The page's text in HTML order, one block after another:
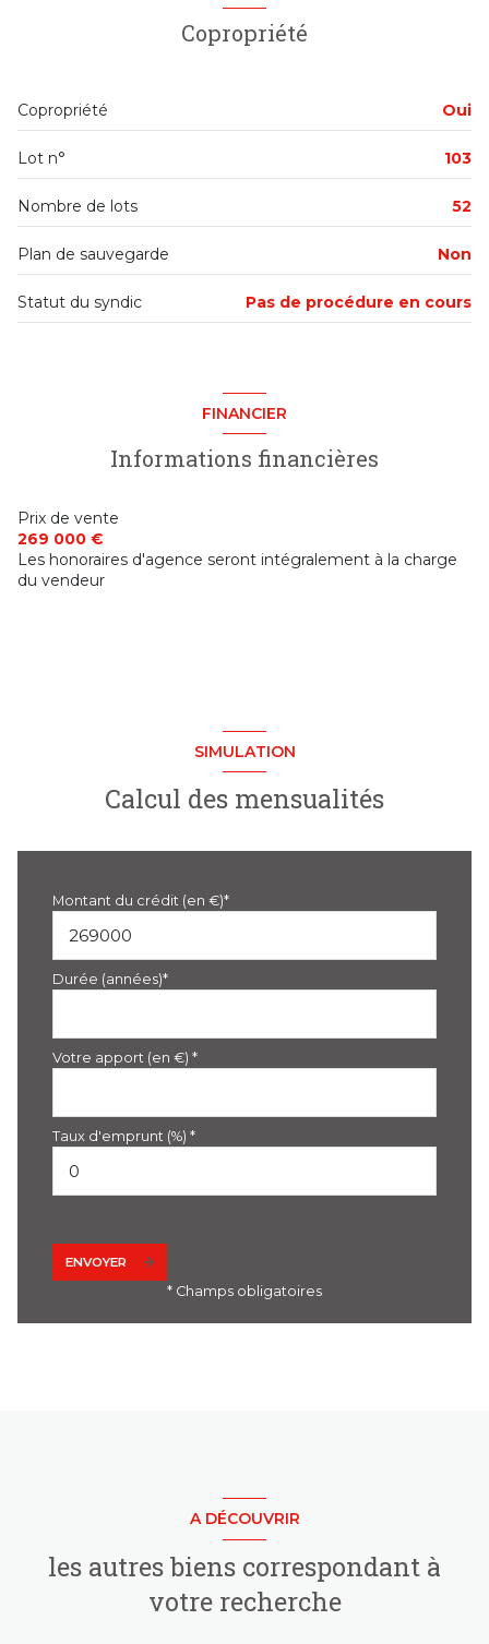
cave
loggia
visiophone
chambre
chambre
12 m²
Copropriété
Copropriété Oui
Lot n° 103
Nombre de lots 52
Plan de sauvegarde Non
Statut du syndic Pas de procédure en cours
FINANCIER
Informations financières
Prix de vente
269 000 €
Les honoraires d'agence seront intégralement à la charge
du vendeur
SIMULATION
Calcul des mensualités
Montant du crédit (en €)*
Durée (années)*
Votre apport (en €) *
Taux d'emprunt (%) *
ENVOYER
* Champs obligatoires
A DÉCOUVRIR
les autres biens correspondant à
votre recherche